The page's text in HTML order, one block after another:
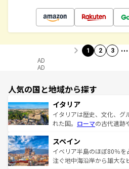
1 2 3 …
AD
AD
人気の国と地域から探す
イタリア
イタリアは歴史、文化、グ
れた国。 ローマの古代遺跡
ろん、トスカーナの美しい
景など、自然景観も見逃せ
ピザやパスタなど、絶品の
スペイン
イベリア半島のほぼ80％
注ぐ地中海沿岸から雄大な